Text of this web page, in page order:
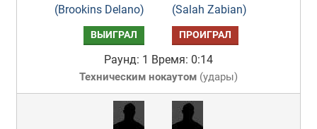
(Brookins Delano)
(Salah Zabian)
ВЫИГРАЛ ПРОИГРАЛ
Раунд: 1 Время: 0:14
Техническим нокаутом(удары)